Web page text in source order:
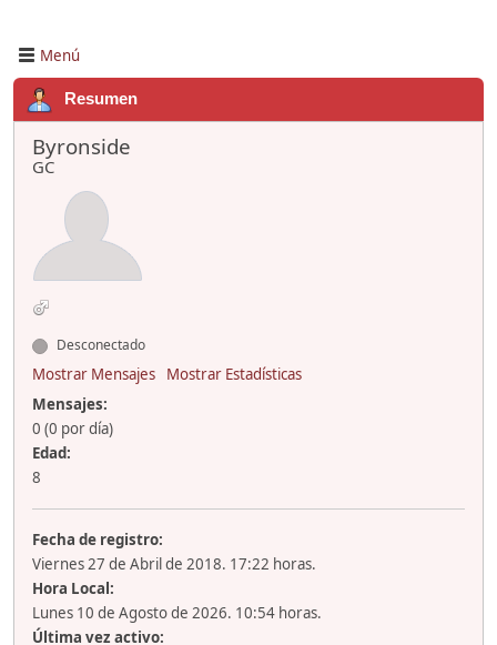
Menú
Resumen
Byronside
GC
Desconectado
Mostrar Mensajes
Mostrar Estadísticas
Mensajes:
0 (0 por día)
Edad:
8
Fecha de registro:
Viernes 27 de Abril de 2018. 17:22 horas.
Hora Local:
Lunes 10 de Agosto de 2026. 10:54 horas.
Última vez activo: